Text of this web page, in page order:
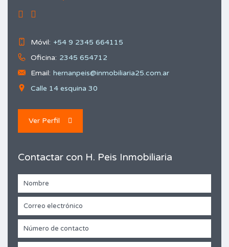
Móvil: +54 9 2345 664115
Oficina: 2345 654712
Email: hernanpeis@inmobiliaria25.com.ar
Calle 14 esquina 30
Ver Perfil
Contactar con H. Peis Inmobiliaria